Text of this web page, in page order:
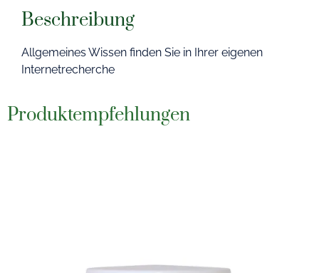
Beschreibung
Allgemeines Wissen finden Sie in Ihrer eigenen
Internetrecherche
Produktempfehlungen